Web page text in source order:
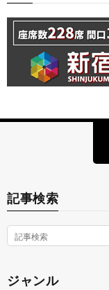
記事検索
ジャンル